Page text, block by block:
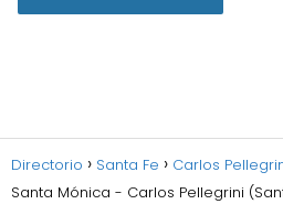
Directorio Santa Fe Carlos
Santa Mónica - Carlos Pellegrini